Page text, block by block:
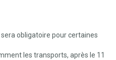
obligatoire pour certaines
les transports, après le 11